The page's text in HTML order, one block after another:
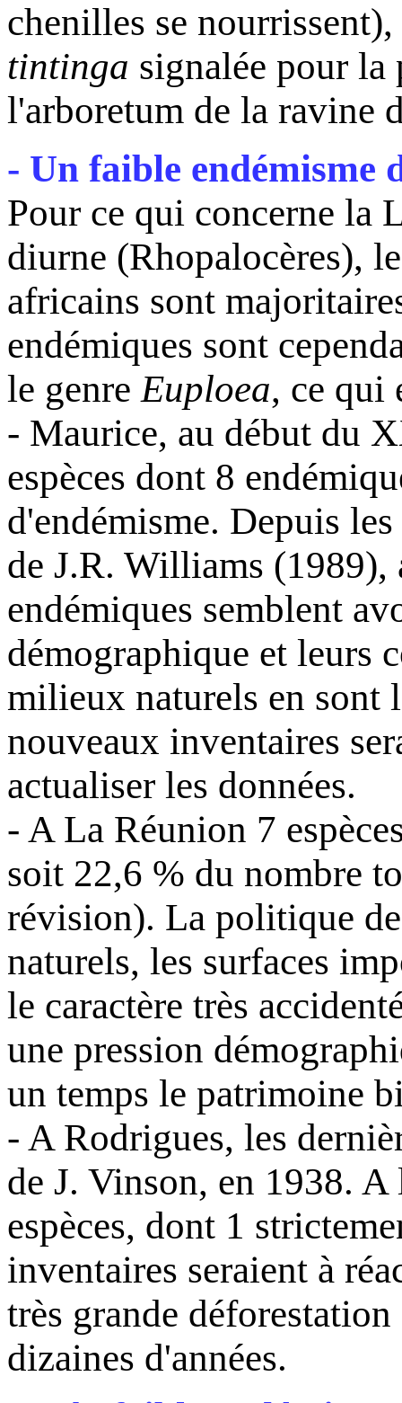
chenilles se
tintinga signalée pour la
l'arboretum de la ravine
- Un faible endémisme
Pour ce qui concerne la
diurne (Rhopalocères),
africains sont
endémiques sont
le genre Euploea, ce qui
- Maurice, au début du
espèces dont 8
d'endémisme. Depuis
de J.R. Williams (1989),
endémiques semblent
démographique et leurs
milieux naturels en sont
nouveaux inventaires
actualiser les données.
- A La Réunion 7
soit 22,6 % du nombre
révision). La politique
naturels, les surfaces
le caractère très
une pression
un temps le patrimoine
- A Rodrigues, les
de J. Vinson, en 1938.
espèces, dont 1
inventaires seraient à
très grande
dizaines d'années.